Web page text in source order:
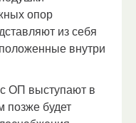
опор
из себя
внутри
ОП выступают в
позже будет